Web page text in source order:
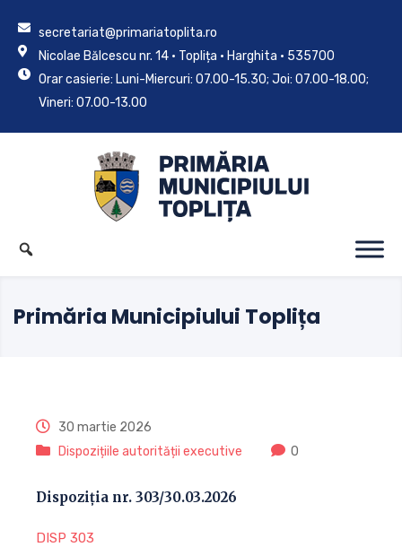
secretariat@primariatoplita.ro
Nicolae Bălcescu nr. 14 • Toplița • Harghita • 535700
Orar casierie: Luni-Miercuri: 07.00-15.30; Joi: 07.00-18.00;
Vineri: 07.00-13.00
Primăria Municipiului Toplița
30 martie 2026
Dispozițiile autorității executive
0
Dispoziția nr. 303/30.03.2026
DISP 303